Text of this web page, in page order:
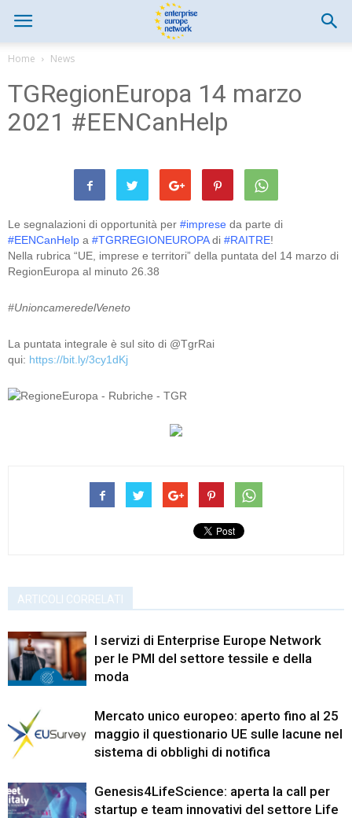
Home News
TGRegionEuropa 14 marzo
2021 #EENCanHelp
Le segnalazioni di opportunità per #imprese da parte di
#EENCanHelp a #TGRREGIONEUROPAdi #RAITRE!
Nella rubrica “UE, imprese e territori” della puntata del 14 marzo di
RegionEuropa al minuto 26.38
#UnioncameredelVeneto
La puntata integrale è sul sito di @TgrRai
qui: https://bit.ly/3cy1dKj
ARTICOLI CORRELATI
I servizi di Enterprise Europe Network
per le PMI del settore tessile e della
moda
Mercato unico europeo: aperto fino al 25
maggio il questionario UE sulle lacune nel
sistema di obblighi di notifica
Genesis4LifeScience: aperta la call per
startup e team innovativi del settore Life